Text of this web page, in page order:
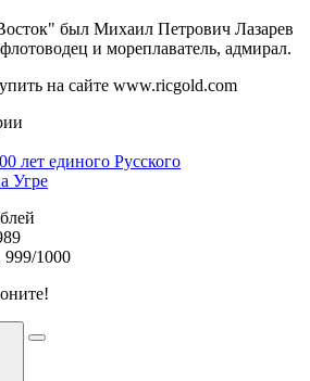
был Михаил Петрович Лазарев
и мореплаватель, адмирал.
на сайте www.ricgold.com
лет единого Русского
Угре
999/1000